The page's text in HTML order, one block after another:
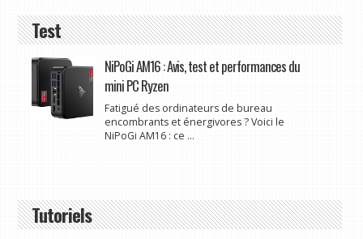
Test
NiPoGi AM16 : Avis, test et performances du
mini PC Ryzen
Fatigué des ordinateurs de bureau
encombrants et énergivores ? Voici le
NiPoGi AM16 : ce ...
Tutoriels